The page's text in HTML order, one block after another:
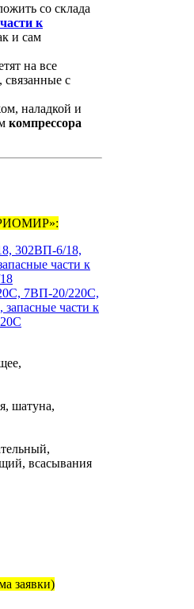
со склада
части к
и сам
на все
с
наладкой и
компрессора
302ВП-6/18,
части к
7ВП-20/220С,
части к
шатуна,
всасывания
заявки)